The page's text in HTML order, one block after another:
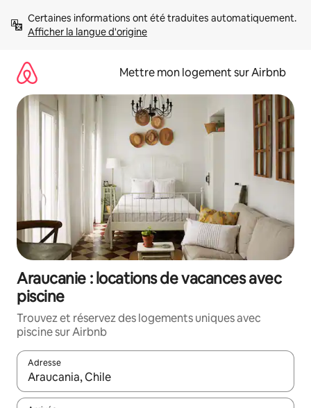
directement
Afficher la langue d'origine
Mettre mon logement sur Airbnb
Araucanie : locations de vacances avec
piscine
Trouvez et réservez des logements uniques avec
piscine sur Airbnb
Adresse
Lorsque les résultats s'affichent, utilisez les flèches vers le